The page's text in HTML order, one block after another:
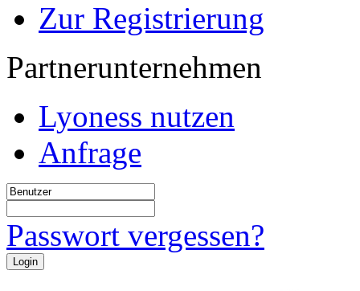
Zur Registrierung
Partnerunternehmen
Lyoness nutzen
Anfrage
Passwort vergessen?